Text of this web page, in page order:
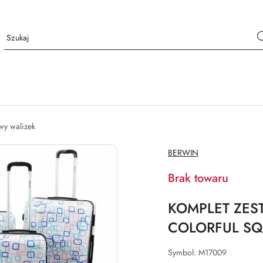
walizek
NAZWA
PRODUCENTA:
BERWIN
Brak towaru
KOMPLET
COLORFUL
Symbol: M17009